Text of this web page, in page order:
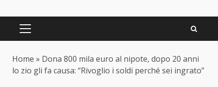
PRIMARY
Home » Dona 800 mila euro al nipote, dopo 20 anni
lo zio gli fa causa: “Rivoglio i soldi perché sei ingrato”